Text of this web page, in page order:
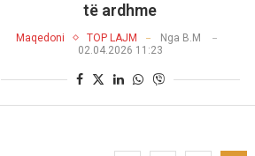
të ardhme
Maqedoni TOP LAJM Nga B.M
02.04.2026 11:23